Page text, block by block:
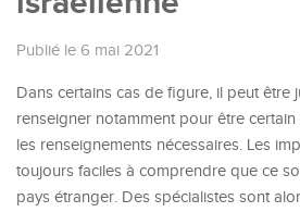
Publié le 6 mai 2021
Dans certains cas de figure, il peut être
renseigner notamment pour être
les renseignements nécessaires. Les
toujours faciles à comprendre que ce
pays étranger. Des spécialistes sont